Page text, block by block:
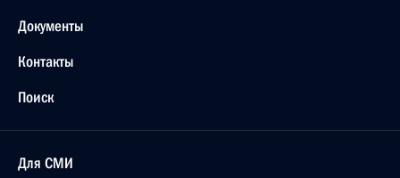
Документы
Контакты
Поиск
Для СМИ